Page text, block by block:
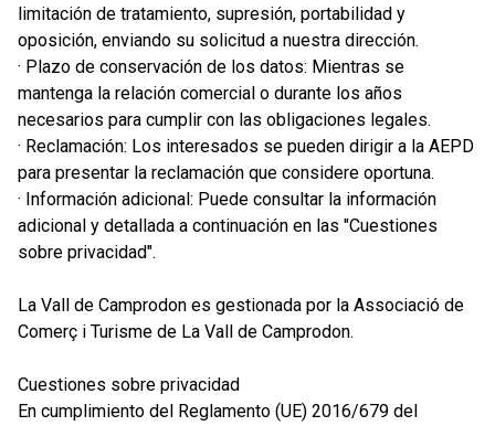
limitación de tratamiento, supresión, portabilidad y
oposición, enviando su solicitud a nuestra dirección.
· Plazo de conservación de los datos: Mientras se
mantenga la relación comercial o durante los años
necesarios para cumplir con las obligaciones legales.
· Reclamación: Los interesados se pueden dirigir a la AEPD
para presentar la reclamación que considere oportuna.
· Información adicional: Puede consultar la información
adicional y detallada a continuación en las "Cuestiones
sobre privacidad".
La Vall de Camprodon es gestionada por la Associació de
Comerç i Turisme de La Vall de Camprodon.
Cuestiones sobre privacidad
En cumplimiento del Reglamento (UE) 2016/679 del